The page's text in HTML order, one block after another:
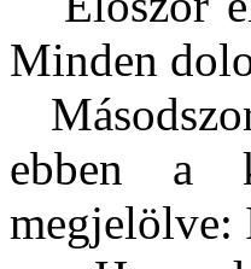
Minden
ebben a
megjelölve: